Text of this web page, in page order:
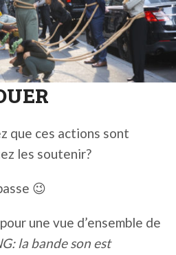
que ces actions sont
les soutenir?
😉
pour une vue d’ensemble de
la bande son est